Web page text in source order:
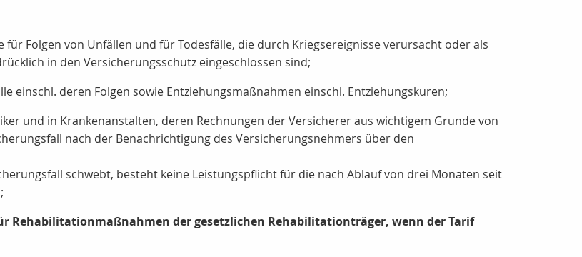
Folgen von Unfällen und für Todesfälle, die durch Kriegsereignisse verursacht oder als
in den Versicherungsschutz eingeschlossen sind;
einschl. deren Folgen sowie Entziehungsmaßnahmen einschl. Entziehungskuren;
und in Krankenanstalten, deren Rechnungen der Versicherer aus wichtigem Grunde von
nach der Benachrichtigung des Versicherungsnehmers über den
schwebt, besteht keine Leistungspflicht für die nach Ablauf von drei Monaten seit
Rehabilitationmaßnahmen der gesetzlichen Rehabilitationträger, wenn der Tarif